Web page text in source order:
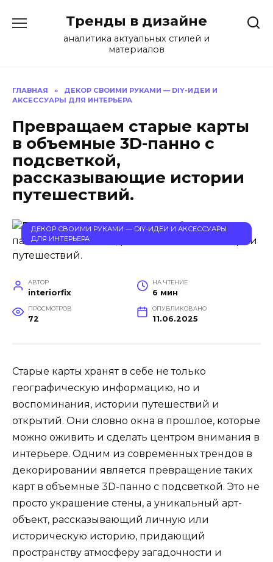
содержанию
Тренды в дизайне
аналитика актуальных стилей и
материалов
ГЛАВНАЯ »
ДЕКОР СВОИМИ РУКАМИ — DIY-ИДЕИ И
АКСЕССУАРЫ ДЛЯ ИНТЕРЬЕРА
Превращаем старые карты
в объемные 3D-панно с
подсветкой,
рассказывающие истории
путешествий.
ДЕКОР СВОИМИ РУКАМИ — DIY-ИДЕИ И АКСЕССУАРЫ
ДЛЯ ИНТЕРЬЕРА
АВТОР
interiorfix
НА ЧТЕНИЕ
6 мин
ПРОСМОТРОВ
72
ОПУБЛИКОВАНО
11.06.2025
Старые карты хранят в себе не только
географическую информацию, но и
воспоминания, истории путешествий и
открытий. Они словно окна в прошлое, которые
можно оживить и сделать центром внимания в
интерьере. Одним из современных трендов в
декорировании является превращение таких
карт в объемные 3D-панно с подсветкой. Это не
просто украшение стены, а уникальный арт-
объект, рассказывающий личную или
историческую историю, придающий
пространству атмосферу загадочности и